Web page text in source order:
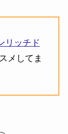
リッチド
メしてま